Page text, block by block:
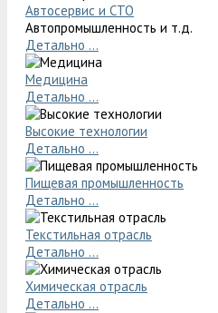
Автосервис и СТО
Автопромышленность и т.д.
Детально ...
Медицина
Детально ...
Высокие технологии
Детально ...
Пищевая промышленность
Детально ...
Текстильная отрасль
Детально ...
Химическая отрасль
Детально ...